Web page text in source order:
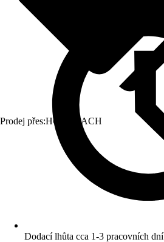
Prodej přes:HORNBACH
Dodací lhůta cca 1-3 pracovních dní